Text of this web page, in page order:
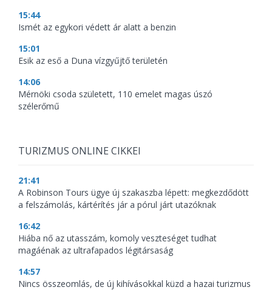
15:44
Ismét az egykori védett ár alatt a benzin
15:01
Esik az eső a Duna vízgyűjtő területén
14:06
Mérnöki csoda született, 110 emelet magas úszó
szélerőmű
TURIZMUS ONLINE CIKKEI
21:41
A Robinson Tours ügye új szakaszba lépett: megkezdődött
a felszámolás, kártérítés jár a pórul járt utazóknak
16:42
Hiába nő az utasszám, komoly veszteséget tudhat
magáénak az ultrafapados légitársaság
14:57
Nincs összeomlás, de új kihívásokkal küzd a hazai turizmus